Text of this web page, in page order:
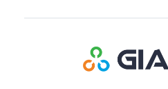
Nos termos do Artigo 36º da
A/2018, de 3 de Agosto, são
18 de junho de 2026, as